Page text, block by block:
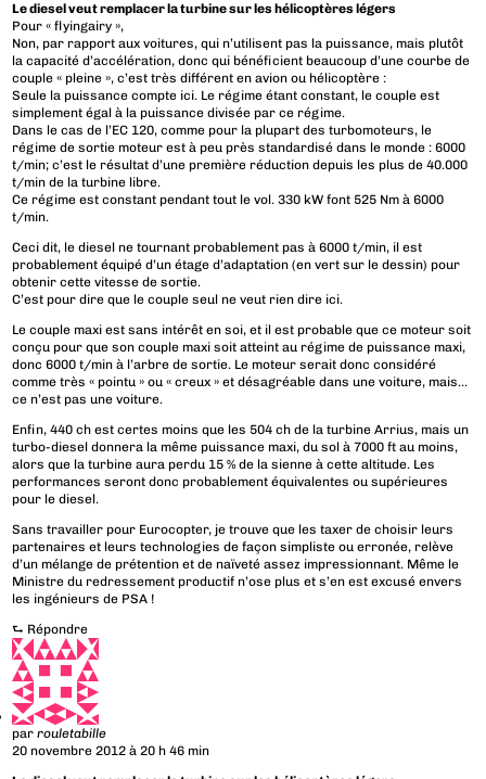
Le diesel veut remplacer la turbine sur les hélicoptères légers
Pour « flyingairy »,
Non, par rapport aux voitures, qui n’utilisent pas la puissance, mais plutôt
la capacité d’accélération, donc qui bénéficient beaucoup d’une courbe de
couple « pleine », c’est très différent en avion ou hélicoptère :
Seule la puissance compte ici. Le régime étant constant, le couple est
simplement égal à la puissance divisée par ce régime.
Dans le cas de l’EC 120, comme pour la plupart des turbomoteurs, le
régime de sortie moteur est à peu près standardisé dans le monde : 6000
t/min; c’est le résultat d’une première réduction depuis les plus de 40.000
t/min de la turbine libre.
Ce régime est constant pendant tout le vol. 330 kW font 525 Nm à 6000
t/min.
Ceci dit, le diesel ne tournant probablement pas à 6000 t/min, il est
probablement équipé d’un étage d’adaptation (en vert sur le dessin) pour
obtenir cette vitesse de sortie.
C’est pour dire que le couple seul ne veut rien dire ici.
Le couple maxi est sans intérêt en soi, et il est probable que ce moteur soit
conçu pour que son couple maxi soit atteint au régime de puissance maxi,
donc 6000 t/min à l’arbre de sortie. Le moteur serait donc considéré
comme très « pointu » ou « creux » et désagréable dans une voiture, mais…
ce n’est pas une voiture.
Enfin, 440 ch est certes moins que les 504 ch de la turbine Arrius, mais un
turbo-diesel donnera la même puissance maxi, du sol à 7000 ft au moins,
alors que la turbine aura perdu 15 % de la sienne à cette altitude. Les
performances seront donc probablement équivalentes ou supérieures
pour le diesel.
Sans travailler pour Eurocopter, je trouve que les taxer de choisir leurs
partenaires et leurs technologies de façon simpliste ou erronée, relève
d’un mélange de prétention et de naïveté assez impressionnant. Même le
Ministre du redressement productif n’ose plus et s’en est excusé envers
les ingénieurs de PSA !
⮑ Répondre
parrouletabille
20 novembre 2012 à 20 h 46 min